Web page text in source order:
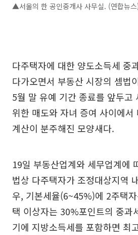
▲서울의 한 공인중개사 사무실. (연합뉴
다주택자에 대한 양도소득세 중
다가오면서 부동산 시장의 셈법
5월 말 유예 기간 종료를 앞두고
위한 매도와 자녀 증여 사이에서
계산이 분주해진 모양새다.
19일 부동산업계와 세무업계에
법상 다주택자가 조정대상지역
우, 기본세율(6~45%)에 2주택
택 이상자는 30%포인트의 중과
기에 지방소득세를 포함하면 최